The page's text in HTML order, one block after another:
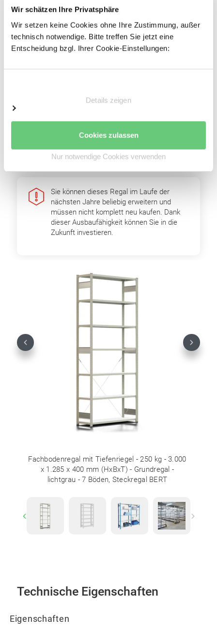
Wir schätzen Ihre Privatsphäre
Wir setzen keine Cookies ohne Ihre Zustimmung, außer
technisch notwendige. Bitte treffen Sie jetzt eine
Entscheidung bzgl. Ihrer Cookie-Einstellungen:
Details zeigen
Cookies zulassen
Nur notwendige Cookies verwenden
außergewöhnliche Stabilität
Mit Systemlochungen für Zubehör
Vorteile
Einfacher Regalaufbau
Anbaufelder
Optimale Raumnutzung
Hohe Wirtschaftlichkeit
Sie können dieses Regal im Laufe der
nächsten Jahre beliebig erweitern und
müssen nicht komplett neu kaufen. Dank
dieser Ausbaufähigkeit können Sie in die
Zukunft investieren.
Fachbodenregal mit Tiefenriegel - 250 kg - 3.000
x 1.285 x 400 mm (HxBxT) - Grundregal -
lichtgrau - 7 Böden, Steckregal BERT
Previous Next
Previous Next
Technische Eigenschaften
Eigenschaften